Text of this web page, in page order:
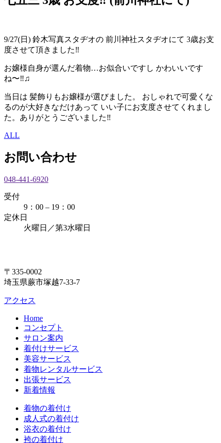
9/27(日) 鈴木写真スタヂオの 前川神社スタヂオにて 3歳お支
度させて頂きました‼︎
お嬢様自身が選んだ着物…お似合いですし かわいいです
ね〜‼︎♫
当日は 髪飾りもお嬢様が選びました。 おしゃれで可愛くな
るのが大好きなだけあって いい子にお支度させてくれまし
た。ありがとうございました‼︎
ALL
お問い合わせ
048-441-6920
受付
9：00 – 19：00
定休日
火曜日／第3水曜日
〒335-0002
埼玉県蕨市塚越7-33-7
アクセス
Home
コンセプト
サロン案内
着付けサービス
美容サービス
着物レンタルサービス
出張サービス
新着情報
着物の着付け
成人式の着付け
浴衣の着付け
袴の着付け